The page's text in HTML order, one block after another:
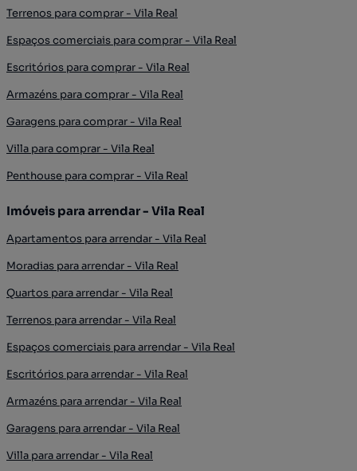
Terrenos para comprar - Vila Real
Espaços comerciais para comprar - Vila Real
Escritórios para comprar - Vila Real
Armazéns para comprar - Vila Real
Garagens para comprar - Vila Real
Villa para comprar - Vila Real
Penthouse para comprar - Vila Real
Imóveis para arrendar - Vila Real
Apartamentos para arrendar - Vila Real
Moradias para arrendar - Vila Real
Quartos para arrendar - Vila Real
Terrenos para arrendar - Vila Real
Espaços comerciais para arrendar - Vila Real
Escritórios para arrendar - Vila Real
Armazéns para arrendar - Vila Real
Garagens para arrendar - Vila Real
Villa para arrendar - Vila Real